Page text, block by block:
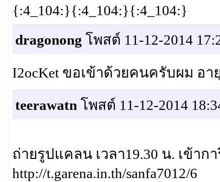
{:4_104:}{:4_104:}{:4_104:}
dragonong โพสต์ 11-12-2014
I2ocKet ขอเข้าด้วยคนครับผม อา
teerawatn โพสต์ 11-12-2014
ถ่ายรูปแคลน เวลา19.30 น. เข้าก
http://t.garena.in.th/sanfa7012/6